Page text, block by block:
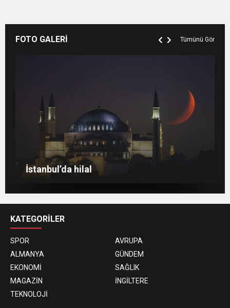
FOTO GALERİ Tümünü Gör
Venedik eski günlerini arıyor
İstanbul’da hilal
Berlin’de 8 Mart Dünya Kadınlar Günü
gösterisi
KATEGORİLER
SPOR
AVRUPA
ALMANYA
GÜNDEM
EKONOMİ
SAĞLIK
MAGAZİN
İNGİLTERE
TEKNOLOJİ